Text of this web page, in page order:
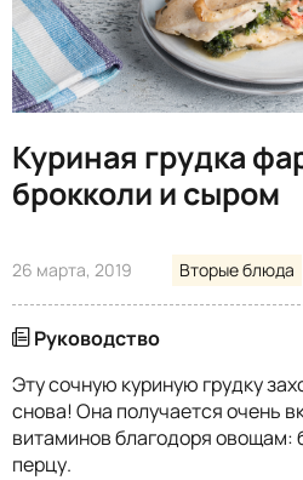
Куриная грудка
брокколи и сыром
26 марта, 2019 Вторые блюда
Руководство
Эту сочную куриную грудку
снова! Она получается очень
витаминов благодоря овощам:
перцу.